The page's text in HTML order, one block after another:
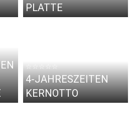
PLATTE
☆☆☆☆☆
4-JAHRESZEITEN
KERNOTTO